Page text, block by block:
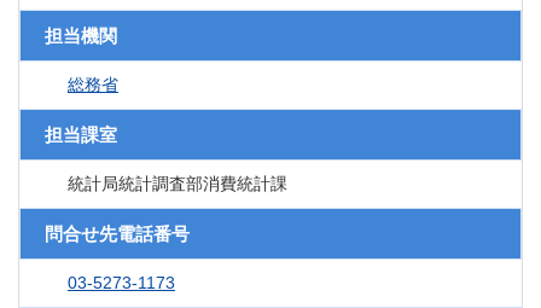
担当機関
総務省
担当課室
統計局統計調査部消費統計課
問合せ先電話番号
03-5273-1173